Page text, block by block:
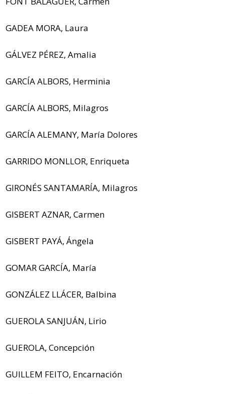
GADEA MORA, Laura
GÁLVEZ PÉREZ, Amalia
GARCÍA ALBORS, Herminia
GARCÍA ALBORS, Milagros
GARCÍA ALEMANY, María Dolores
GARRIDO MONLLOR, Enriqueta
GIRONÉS SANTAMARÍA, Milagros
GISBERT AZNAR, Carmen
GISBERT PAYÁ, Ángela
GOMAR GARCÍA, María
GONZÁLEZ LLÁCER, Balbina
GUEROLA SANJUÁN, Lirio
GUEROLA, Concepción
GUILLEM FEITO, Encarnación